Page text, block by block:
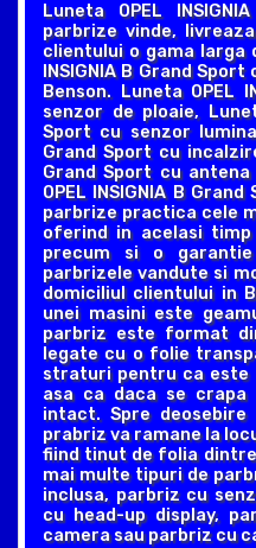
Luneta OPEL
parbrize vinde,
clientului o gama larga
INSIGNIA B Grand
Benson. Luneta OPEL
senzor de ploaie,
Sport cu senzor
Grand Sport cu
Grand Sport cu
OPEL INSIGNIA B
parbrize practica cele
oferind in acelasi
precum si o
parbrizele vandute si
domiciliul clientului in
unei masini este
parbriz este format
legate cu o folie
straturi pentru ca este
asa ca daca se
intact. Spre
prabriz va ramane la
fiind tinut de folia
mai multe tipuri de
inclusa, parbriz cu
cu head-up display,
camera sau parbriz cu